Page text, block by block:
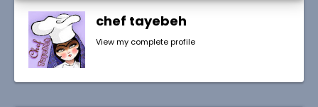
chef tayebeh
View my complete profile